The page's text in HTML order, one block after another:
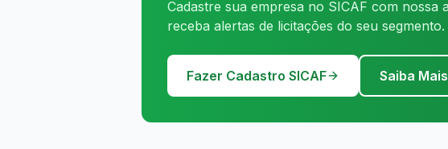
Cadastre sua empresa no SICAF com nossa
receba alertas de licitações do seu segmento.
Fazer Cadastro SICAF Saiba Mais